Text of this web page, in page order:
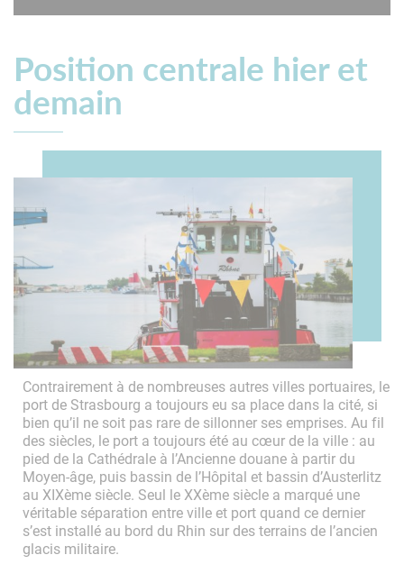
Position centrale hier et
demain
Contrairement à de nombreuses autres villes portuaires, le
port de Strasbourg a toujours eu sa place dans la cité, si
bien qu’il ne soit pas rare de sillonner ses emprises. Au fil
des siècles, le port a toujours été au cœur de la ville : au
pied de la Cathédrale à l’Ancienne douane à partir du
Moyen-âge, puis bassin de l’Hôpital et bassin d’Austerlitz
au XIXème siècle. Seul le XXème siècle a marqué une
véritable séparation entre ville et port quand ce dernier
s’est installé au bord du Rhin sur des terrains de l’ancien
glacis militaire.